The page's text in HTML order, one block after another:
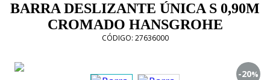
BARRA DESLIZANTE ÚNICA S 0,90M
CROMADO HANSGROHE
CÓDIGO: 27636000
-20%